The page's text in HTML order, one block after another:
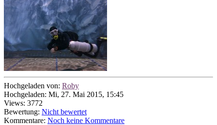
Hochgeladen von: Roby
Hochgeladen: Mi, 27. Mai 2015, 15:45
Views: 3772
Bewertung: Nicht bewertet
Kommentare: Noch keine Kommentare